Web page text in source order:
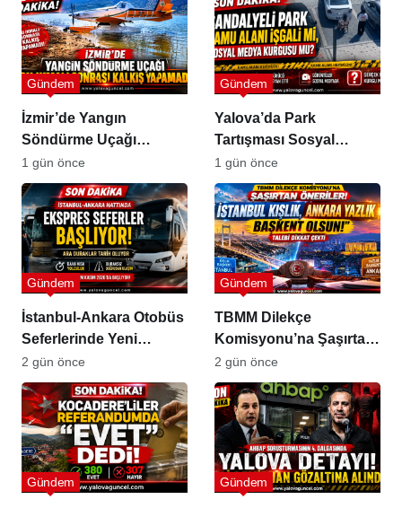
İzmir’de Yangın
Söndürme Uçağı
Gölette Kalkış
Yapamadı!
Gündem
1 gün önce
Yalova’da Park
Tartışması Sosyal
Medyada Büyük Yankı
Uyandırdı
Gündem
1 gün önce
İstanbul-Ankara Otobüs
Seferlerinde Yeni
Dönem
Gündem
2 gün önce
TBMM Dilekçe
Komisyonu’na Şaşırtan
Öneriler
Gündem
2 gün önce
Gündem Gündem